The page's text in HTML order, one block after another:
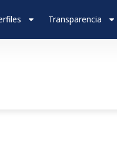
Transparencia